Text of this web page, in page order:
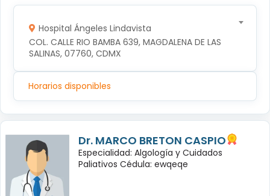
Hospital Ángeles Lindavista
COL. CALLE RIO BAMBA 639, MAGDALENA DE LAS
SALINAS, 07760, CDMX
Horarios disponibles
Dr. MARCO BRETON CASPIO
Especialidad: Algología y Cuidados
Paliativos Cédula: ewqeqe